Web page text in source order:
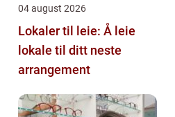
04 august 2026
Lokaler til leie: Å leie
lokale til ditt neste
arrangement